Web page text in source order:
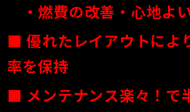
・燃費の改善 ・心地よ
■ 優れたレイアウトによ
率を保持
■ メンテナンス楽々！で